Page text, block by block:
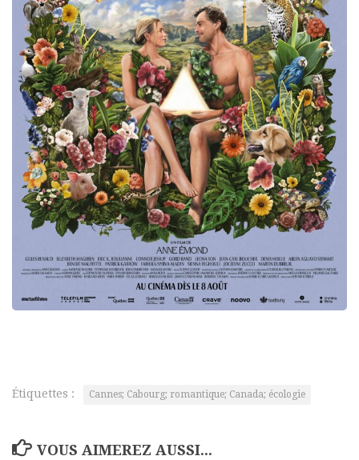
Étiquettes : Cannes; Cabourg; romantique; Canada; écologie
VOUS AIMEREZ AUSSI...